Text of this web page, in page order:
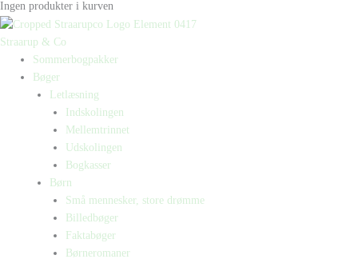
Ingen produkter i kurven
Straarup & Co
Sommerbogpakker
Bøger
Letlæsning
Indskolingen
Mellemtrinnet
Udskolingen
Bogkasser
Børn
Små mennesker, store drømme
Billedbøger
Faktabøger
Børneromaner